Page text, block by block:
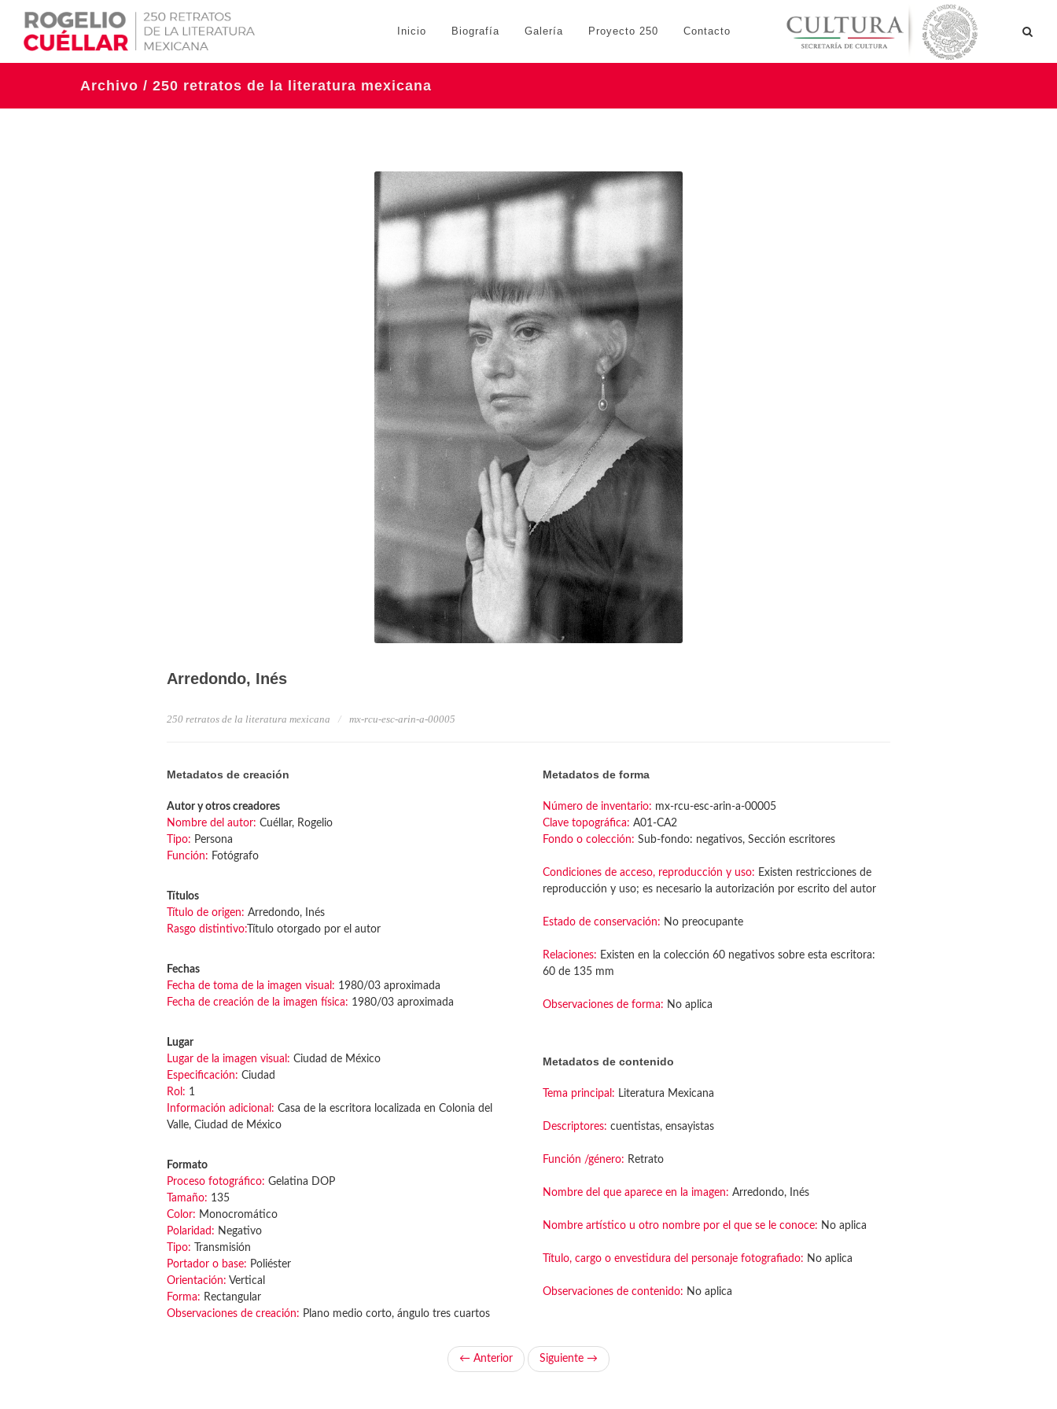
Inicio Biografía Galería Proyecto 250 Contacto
Archivo / 250 retratos de la literatura mexicana
Arredondo, Inés
250 retratos de la literatura mexicana mx-rcu-esc-arin-a-00005
Metadatos de creación
Autor y otros creadores
Nombre del autor: Cuéllar, Rogelio
Tipo: Persona
Función: Fotógrafo
Títulos
Título de origen: Arredondo, Inés
Rasgo distintivo: Título otorgado por el autor
Fechas
Fecha de toma de la imagen visual: 1980/03 aproximada
Fecha de creación de la imagen física: 1980/03 aproximada
Lugar
Lugar de la imagen visual: Ciudad de México
Especificación: Ciudad
Rol: 1
Información adicional: Casa de la escritora localizada en Colonia del
Valle, Ciudad de México
Formato
Proceso fotográfico: Gelatina DOP
Tamaño: 135
Color: Monocromático
Polaridad: Negativo
Tipo: Transmisión
Portador o base: Poliéster
Orientación: Vertical
Forma: Rectangular
Observaciones de creación: Plano medio corto, ángulo tres cuartos
Metadatos de forma
Número de inventario: mx-rcu-esc-arin-a-00005
Clave topográfica: A01-CA2
Fondo o colección: Sub-fondo: negativos, Sección escritores
Condiciones de acceso, reproducción y uso: Existen restricciones de
reproducción y uso; es necesario la autorización por escrito del autor
Estado de conservación: No preocupante
Relaciones: Existen en la colección 60 negativos sobre esta escritora:
60 de 135 mm
Observaciones de forma: No aplica
Metadatos de contenido
Tema principal: Literatura Mexicana
Descriptores: cuentistas, ensayistas
Función /género: Retrato
Nombre del que aparece en la imagen: Arredondo, Inés
Nombre artístico u otro nombre por el que se le conoce: No aplica
Título, cargo o envestidura del personaje fotografiado: No aplica
Observaciones de contenido: No aplica
← Anterior Siguiente →